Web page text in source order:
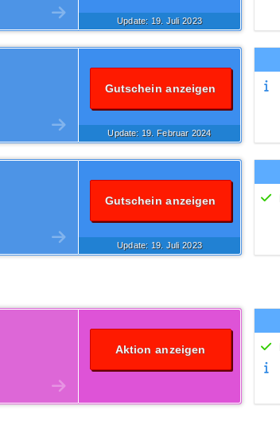
Update: 19.Juli2023
Gutschein anzeigen
Update: 19. Februar2024
Gutschein anzeigen
Update: 19.Juli2023
Aktion anzeigen